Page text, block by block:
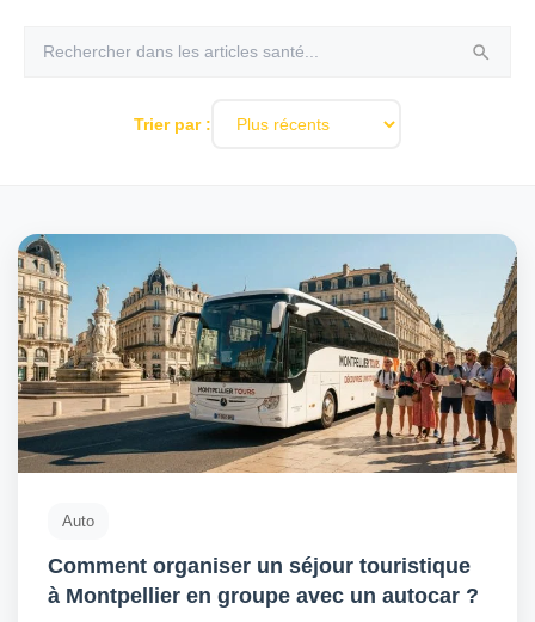
Trier par :
Auto
Comment organiser un séjour touristique
à Montpellier en groupe avec un autocar ?